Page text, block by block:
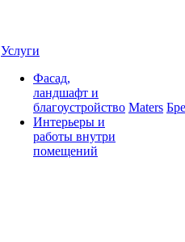
Услуги
Фасад,
ландшафт и
благоустройство
Интерьеры и
работы внутри
помещений
Maters